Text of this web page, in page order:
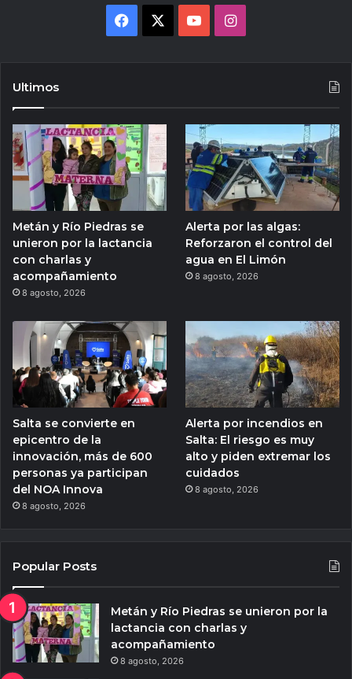
Facebook YouTubeInstagram
Ultimos
Metán y Río Piedras se
unieron por la lactancia
con charlas y
acompañamiento
8 agosto, 2026
Alerta por las algas:
Reforzaron el control del
agua en El Limón
8 agosto, 2026
Salta se convierte en
epicentro de la
innovación, más de 600
personas ya participan
del NOA Innova
8 agosto, 2026
Alerta por incendios en
Salta: El riesgo es muy
alto y piden extremar los
cuidados
8 agosto, 2026
Popular Posts
Metán y Río Piedras se unieron por la
lactancia con charlas y
acompañamiento
8 agosto, 2026